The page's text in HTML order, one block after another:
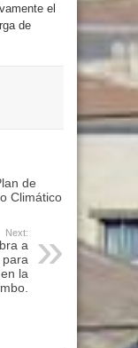
el
de
de
Climático
Next:
a
la